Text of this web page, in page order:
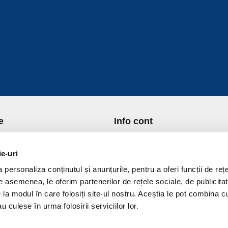
uri
personaliza conținutul și anunțurile, pentru a oferi funcții de
asemenea, le oferim partenerilor de rețele sociale, de
modul în care folosiți site-ul nostru. Aceștia le pot combina
culese în urma folosirii serviciilor lor.
si Plata
de Returnare
de confidentialitate
Cookies
si conditii
Info cont
Lista Favorite
GDPR - Protectia datelor
Contact